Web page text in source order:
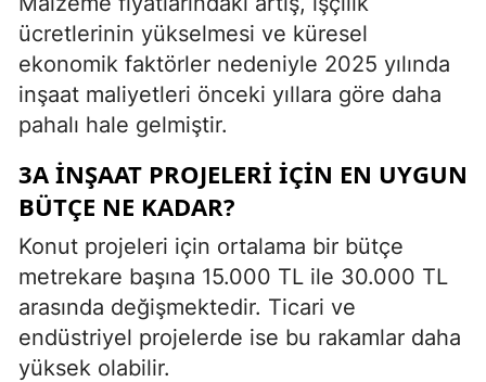
ücretlerinin yükselmesi ve küresel
ekonomik faktörler nedeniyle 2025 yılında
inşaat maliyetleri önceki yıllara göre daha
pahalı hale gelmiştir.
3A INŞAAT PROJELERI IÇIN EN UYGUN
BÜTÇE NE KADAR?
Konut projeleri için ortalama bir bütçe
metrekare başına 15.000 TL ile 30.000 TL
arasında değişmektedir. Ticari ve
endüstriyel projelerde ise bu rakamlar daha
yüksek olabilir.